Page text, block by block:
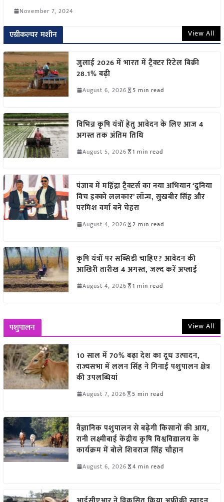
November 7, 2024
एग्रीकल्चर मशीन View All
जुलाई 2026 में भारत में ट्रैक्टर रिटेल बिक्री
28.1% बढ़ी
August 6, 2026 5 min read
विभिन्न कृषि यंत्रों हेतु आवेदन के लिए आज 4
अगस्त तक अंतिम तिथि
August 5, 2026 1 min read
पंजाब में महिंद्रा ट्रैक्टर्स का नया अभियान ‘दुनिया
विच इक्को ललकार’ लॉन्च, सुखबीर सिंह और
परमिश वर्मा बने चेहरा
August 4, 2026 2 min read
कृषि यंत्रों पर सब्सिडी चाहिए? आवेदन की
आखिरी तारीख 4 अगस्त, जल्द करें अप्लाई
August 4, 2026 1 min read
पशुपालन View All
10 साल में 70% बढ़ा देश का दूध उत्पादन,
राज्यसभा में ललन सिंह ने गिनाईं पशुपालन क्षेत्र
की उपलब्धियां
August 7, 2026 5 min read
वैज्ञानिक पशुपालन से बढ़ेगी किसानों की आय,
रानी लक्ष्मीबाई केंद्रीय कृषि विश्वविद्यालय के
कार्यक्रम में बोले शिवराज सिंह चौहान
August 6, 2026 4 min read